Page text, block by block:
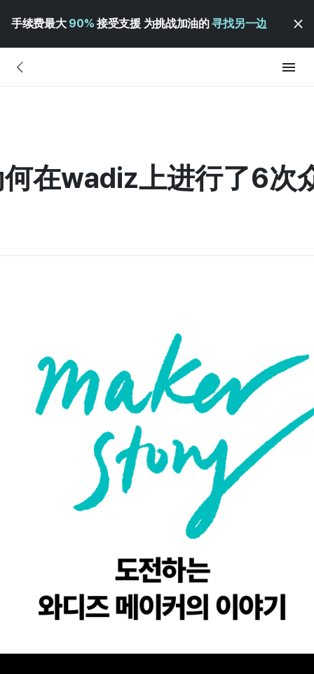
手续费最大 90% 接受支援 为挑战加油的寻找另一边
在wadiz上进行了6次